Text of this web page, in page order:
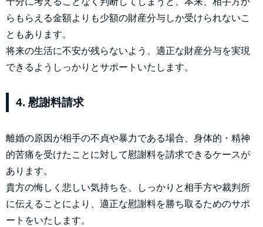
らもらえる金額よりも少額の財産分与しか受けられないこ
ともあります。
将来の生活に不安が残らないよう、適正な財産分与を実現
できるようしっかりとサポートいたします。
4. 慰謝料請求
離婚の原因が相手の不貞や暴力である場合、身体的・精神
的苦痛を受けたことに対して慰謝料を請求できるケースが
あります。
貴方の悔しく悲しい気持ちを、しっかりと相手方や裁判所
に伝えることにより、適正な慰謝料を勝ち取るためのサポ
ートをいたします。